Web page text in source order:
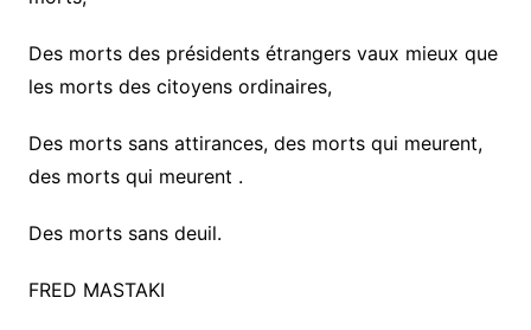
Des morts des présidents étrangers vaux mieux que
les morts des citoyens ordinaires,
Des morts sans attirances, des morts qui meurent,
des morts qui meurent .
Des morts sans deuil.
FRED MASTAKI